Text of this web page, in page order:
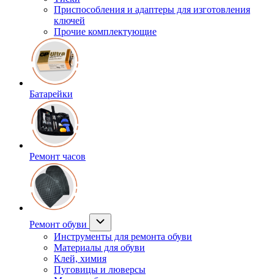
Приспособления и адаптеры для изготовления
ключей
Прочие комплектующие
Батарейки
Ремонт часов
Ремонт обуви
Инструменты для ремонта обуви
Материалы для обуви
Клей, химия
Пуговицы и люверсы